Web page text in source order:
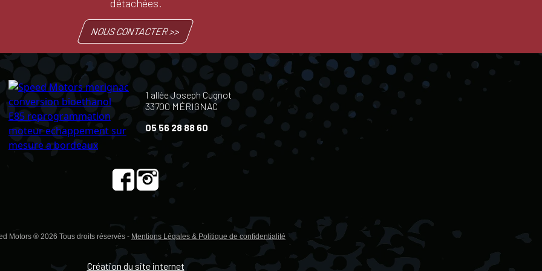
détachées.
NOUS CONTACTER >>
1 allée Joseph Cugnot
33700 MÉRIGNAC
05 56 28 88 60
Motors ® 2026 Tous droits réservés - Mentions Légales & Politique de confidentialité
Création du site internet